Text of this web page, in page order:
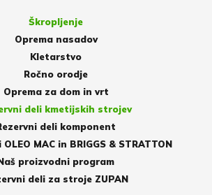
Škropljenje
Oprema nasadov
Kletarstvo
Ročno orodje
Oprema za dom in vrt
deli kmetijskih strojev
deli komponent
MAC in BRIGGS & STRATTON
proizvodni program
deli za stroje ZUPAN